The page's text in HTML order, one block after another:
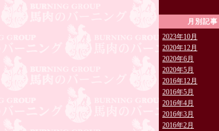
月別記事
2023年10月
2020年12月
2020年6月
2020年5月
2016年12月
2016年5月
2016年4月
2016年3月
2016年2月